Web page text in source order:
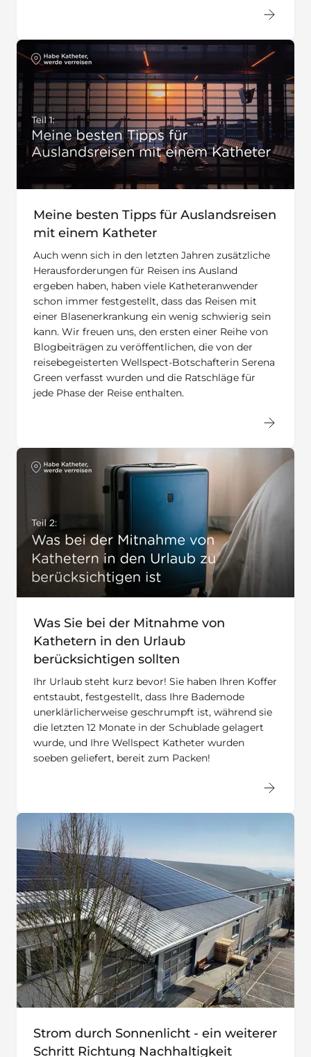
Meine besten Tipps für Auslandsreisen
mit einem Katheter
Auch wenn sich in den letzten Jahren zusätzliche
Herausforderungen für Reisen ins Ausland
ergeben haben, haben viele Katheteranwender
schon immer festgestellt, dass das Reisen mit
einer Blasenerkrankung ein wenig schwierig sein
kann. Wir freuen uns, den ersten einer Reihe von
Blogbeiträgen zu veröffentlichen, die von der
reisebegeisterten Wellspect-Botschafterin Serena
Green verfasst wurden und die Ratschläge für
jede Phase der Reise enthalten.
Was Sie bei der Mitnahme von
Kathetern in den Urlaub
berücksichtigen sollten
Ihr Urlaub steht kurz bevor! Sie haben Ihren Koffer
entstaubt, festgestellt, dass Ihre Bademode
unerklärlicherweise geschrumpft ist, während sie
die letzten 12 Monate in der Schublade gelagert
wurde, und Ihre Wellspect Katheter wurden
soeben geliefert, bereit zum Packen!
Strom durch Sonnenlicht - ein weiterer
Schritt Richtung Nachhaltigkeit